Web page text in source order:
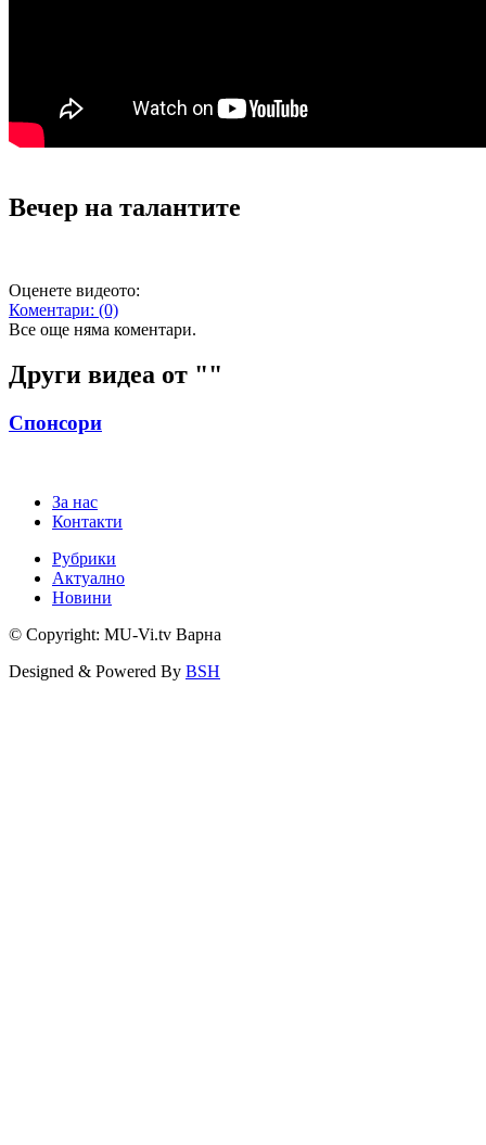
Вечер на талантите
Оценете видеото:
Коментари: (0)
Все още няма коментари.
Други видеа от ""
Спонсори
За нас
Контакти
Рубрики
Актуално
Новини
© Copyright: MU-Vi.tv Варна
Designed & Powered By BSH